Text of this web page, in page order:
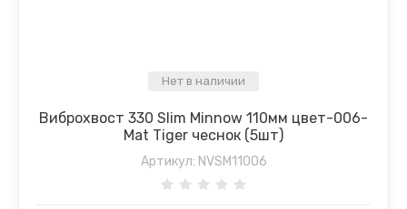
Нет в наличии
Виброхвост 330 Slim Minnow 110мм цвет-006-
Mat Tiger чеснок (5шт)
Артикул: NVSM11006